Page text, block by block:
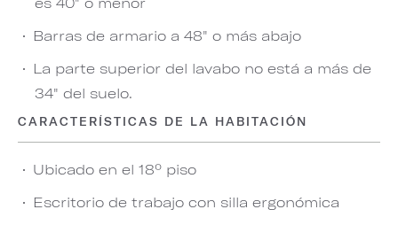
Barras de armario a 48" o más abajo
La parte superior del lavabo no está a más de
34" del suelo.
CARACTERÍSTICAS DE LA HABITACIÓN
Ubicado en el 18º piso
Escritorio de trabajo con silla ergonómica